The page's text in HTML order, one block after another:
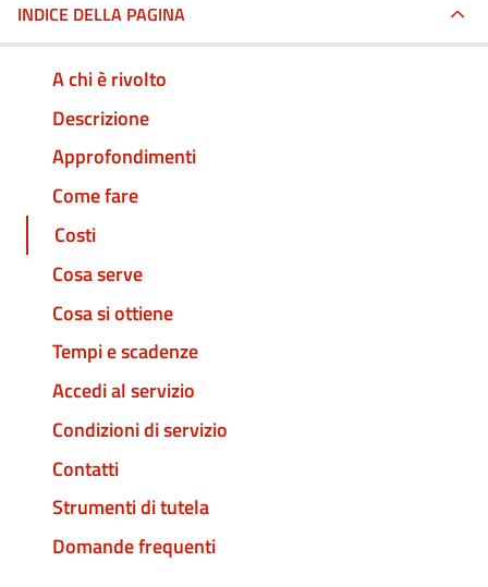
INDICE DELLA PAGINA
A chi è rivolto
Descrizione
Approfondimenti
Come fare
Costi
Cosa serve
Cosa si ottiene
Tempi e scadenze
Accedi al servizio
Condizioni di servizio
Contatti
Strumenti di tutela
Domande frequenti